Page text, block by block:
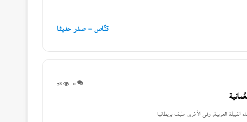
قنّاص – صدر حديثا
0
78
العربية، وفي الأخرى حليف بريطانيا